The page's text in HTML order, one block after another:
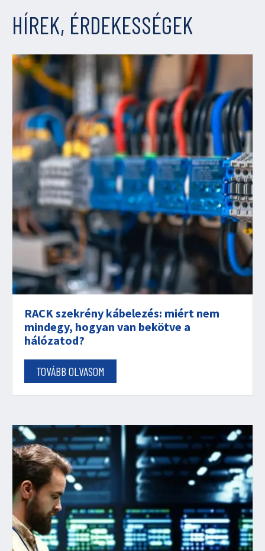
HÍREK, ÉRDEKESSÉGEK
RACK szekrény kábelezés: miért nem
mindegy, hogyan van bekötve a
hálózatod?
TOVÁBB OLVASOM